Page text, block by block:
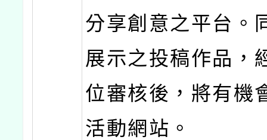
分享創意之平台。
展示之投稿作品，
位審核後，將有機
活動網站。